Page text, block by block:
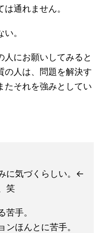
通れません。
。
人にお願いしてみると
の人は、問題を解決す
たそれを強みとしてい
に気づくらしい。←
笑
苦手。
ンほんとに苦手。